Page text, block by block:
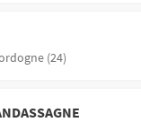
(24)